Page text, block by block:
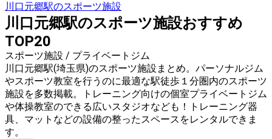
川口元郷駅のスポーツ施設
川口元郷駅のスポーツ施設おすすめ
TOP20
スポーツ施設 / プライベートジム
川口元郷駅(埼玉県)のスポーツ施設まとめ。パーソナルジム
やスポーツ教室を行うのに最適な駅徒歩１分圏内のスポーツ
施設を多数掲載。トレーニング向けの個室プライベートジム
や体操教室のできる広いスタジオなども！トレーニング器
具、マットなどの設備の整ったスペースをレンタルできま
す。